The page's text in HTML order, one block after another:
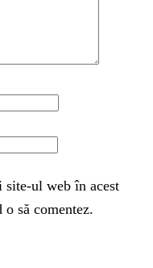
site-ul web în acest
să comentez.